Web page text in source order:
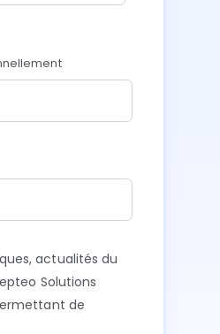
actualités du
Solutions
de